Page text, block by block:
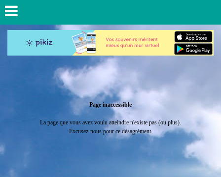
Page inaccessible
La page que vous avez voulu atteindre n'existe pas (ou plus).
Excusez-nous pour ce désagrément.